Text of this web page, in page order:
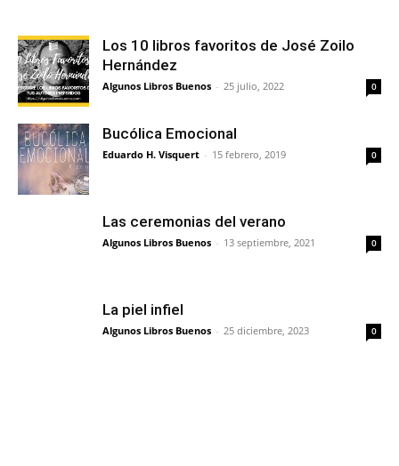
Los 10 libros favoritos de José Zoilo
Hernández
Algunos Libros Buenos - 25 julio, 2022 0
Bucólica Emocional
Eduardo H. Visquert - 15 febrero, 2019 0
Las ceremonias del verano
Algunos Libros Buenos - 13 septiembre, 2021 0
La piel infiel
Algunos Libros Buenos - 25 diciembre, 2023 0